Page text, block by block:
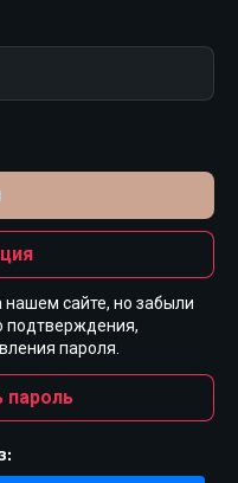
нашем сайте, но забыли
подтверждения,
пароля.
пароль